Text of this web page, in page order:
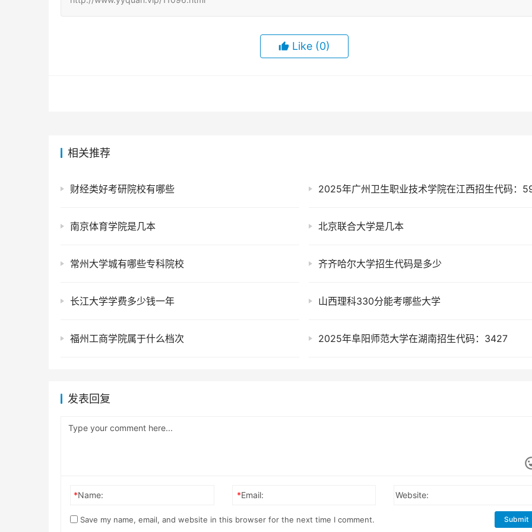
Like (0)
相关推荐
财经类好考研院校有哪些 2025年广州卫生职业技术学院在江西招生代码：
南京体育学院是几本 北京联合大学是几本
常州大学城有哪些专科院校 齐齐哈尔大学招生代码是多少
长江大学学费多少钱一年 山西理科330分能考哪些大学
福州工商学院属于什么档次 2025年阜阳师范大学在湖南招生代码：3427
发表回复
*Name: *Email: Website:
Save my name, email, and website in this browser for the next time I comment. Submit